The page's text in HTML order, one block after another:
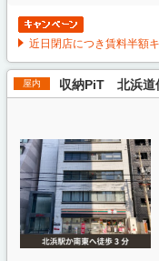
近日閉店につき賃料半額
屋内 収納PiT 北浜道